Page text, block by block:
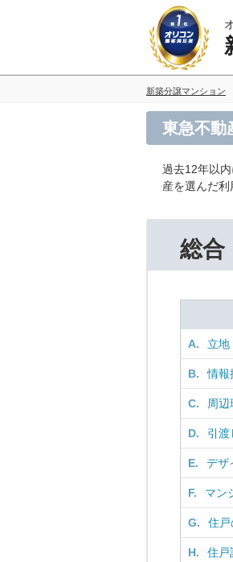
新築分譲マンション
東急不動
過去12年以
産を選んだ利
総合
A. 立地
B. 情報
C. 周辺
D. 引渡
E. デザ
F. マン
G. 住戸
H. 住戸